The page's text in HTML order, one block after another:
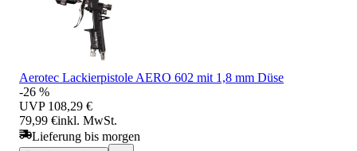
Aerotec Lackierpistole AERO 602 mit 1,8 mm Düse
-26 %
UVP 108,29 €
79,99 €inkl. MwSt.
Lieferung bis morgen